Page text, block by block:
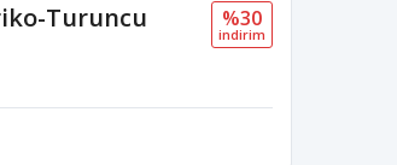
Turuncu %30
i̇ndi̇ri̇m